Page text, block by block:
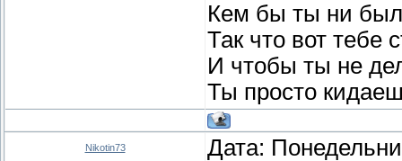
Кем бы ты ни
Так что вот тебе
И чтобы ты не
Ты просто
Nikotin73 Дата: